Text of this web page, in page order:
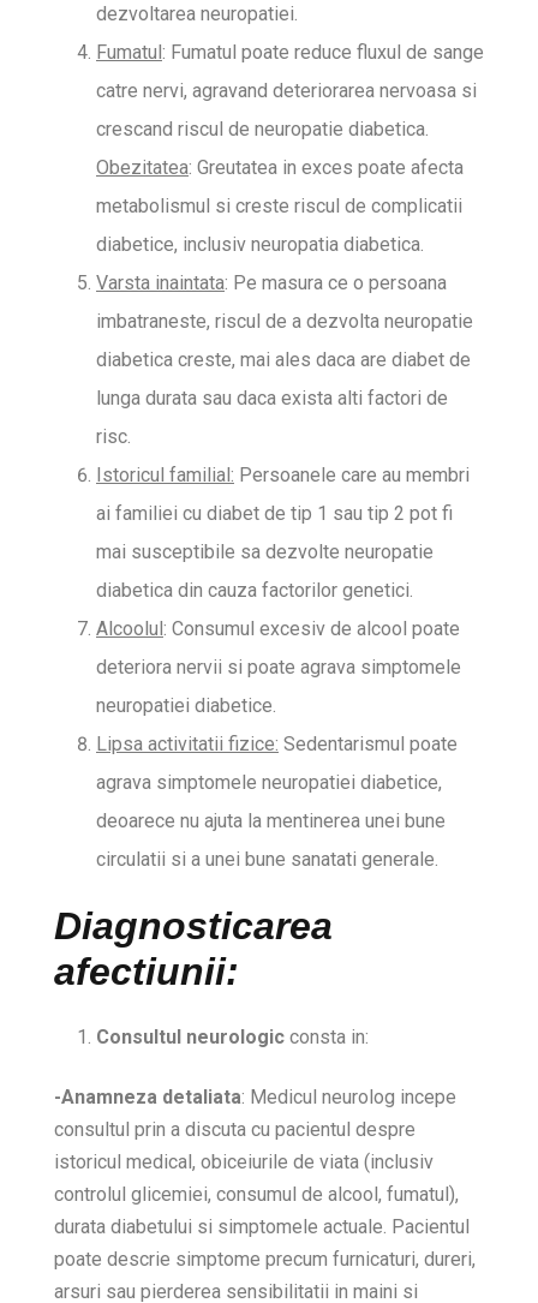
dezvoltarea neuropatiei.
Fumatul: Fumatul poate reduce fluxul de sange
catre nervi, agravand deteriorarea nervoasa si
crescand riscul de neuropatie diabetica.
Obezitatea: Greutatea in exces poate afecta
metabolismul si creste riscul de complicatii
diabetice, inclusiv neuropatia diabetica.
Varsta inaintata: Pe masura ce o persoana
imbatraneste, riscul de a dezvolta neuropatie
diabetica creste, mai ales daca are diabet de
lunga durata sau daca exista alti factori de
risc.
Istoricul familial: Persoanele care au membri
ai familiei cu diabet de tip 1 sau tip 2 pot fi
mai susceptibile sa dezvolte neuropatie
diabetica din cauza factorilor genetici.
Alcoolul: Consumul excesiv de alcool poate
deteriora nervii si poate agrava simptomele
neuropatiei diabetice.
Lipsa activitatii fizice: Sedentarismul poate
agrava simptomele neuropatiei diabetice,
deoarece nu ajuta la mentinerea unei bune
circulatii si a unei bune sanatati generale.
Diagnosticarea
afectiunii:
Consultul neurologic consta in:
-Anamneza detaliata: Medicul neurolog incepe
consultul prin a discuta cu pacientul despre
istoricul medical, obiceiurile de viata (inclusiv
controlul glicemiei, consumul de alcool, fumatul),
durata diabetului si simptomele actuale. Pacientul
poate descrie simptome precum furnicaturi, dureri,
arsuri sau pierderea sensibilitatii in maini si